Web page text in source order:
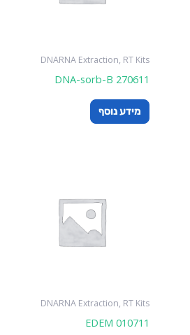
DNARNA Extraction, RT Kits
DNA-sorb-B 270611
מידע נוסף
DNARNA Extraction, RT Kits
EDEM 010711